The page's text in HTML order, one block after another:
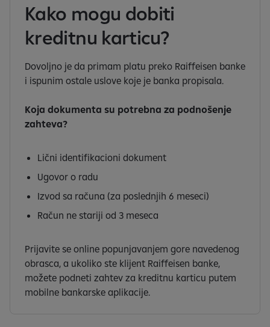
Kako mogu dobiti
kreditnu karticu?
Dovoljno je da primam platu preko Raiffeisen banke
i ispunim ostale uslove koje je banka propisala.
Koja dokumenta su potrebna za podnošenje
zahteva?
Lični identifikacioni dokument
Ugovor o radu
Izvod sa računa (za poslednjih 6 meseci)
Račun ne stariji od 3 meseca
Prijavite se online popunjavanjem gore navedenog
obrasca, a ukoliko ste klijent Raiffeisen banke,
možete podneti zahtev za kreditnu karticu putem
mobilne bankarske aplikacije.